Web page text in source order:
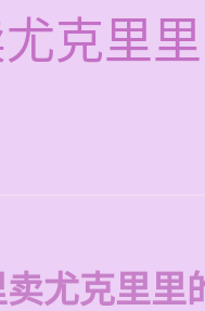
克里
尤克里里